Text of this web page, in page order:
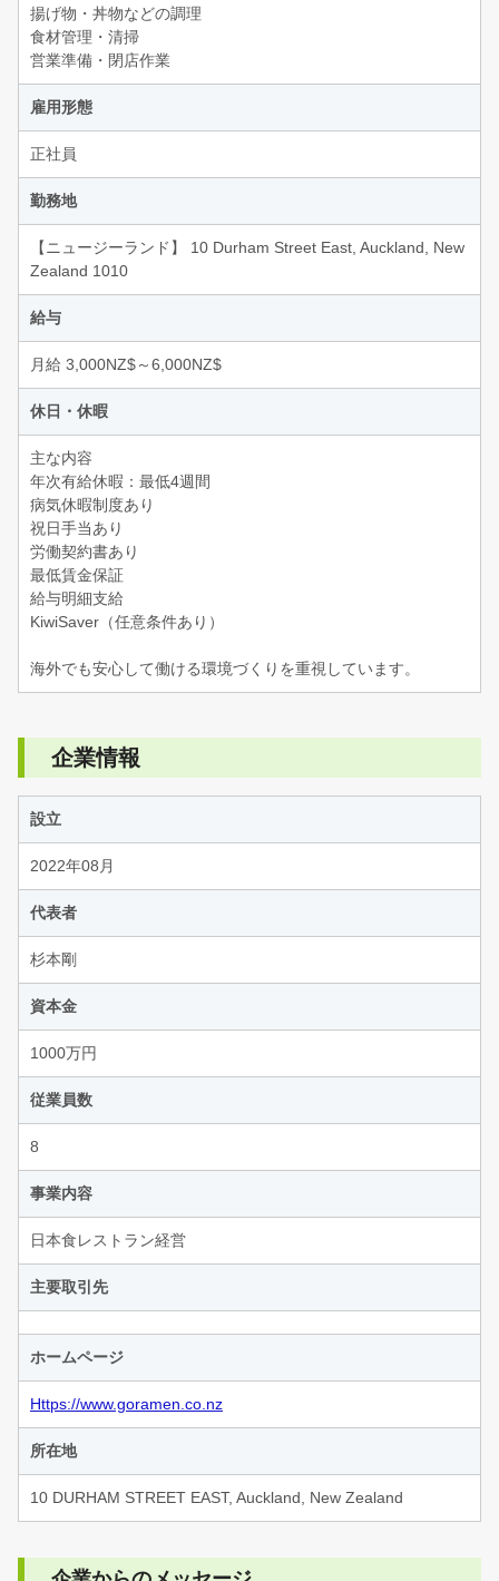
揚げ物・丼物などの調理
食材管理・清掃
営業準備・閉店作業
雇用形態
正社員
勤務地
【ニュージーランド】 10 Durham Street East, Auckland, New
Zealand 1010
給与
月給 3,000NZ$～6,000NZ$
休日・休暇
主な内容
年次有給休暇：最低4週間
病気休暇制度あり
祝日手当あり
労働契約書あり
最低賃金保証
給与明細支給
KiwiSaver（任意条件あり）
海外でも安心して働ける環境づくりを重視しています。
企業情報
設立
2022年08月
代表者
杉本剛
資本金
1000万円
従業員数
8
事業内容
日本食レストラン経営
主要取引先
ホームページ
Https://www.goramen.co.nz
所在地
10 DURHAM STREET EAST, Auckland, New Zealand